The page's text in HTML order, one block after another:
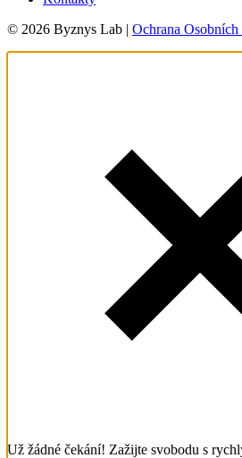
© 2026 Byznys Lab | Ochrana Osobních
Už žádné čekání! Zažijte svobodu s